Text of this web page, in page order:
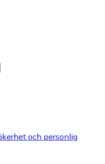
och personlig